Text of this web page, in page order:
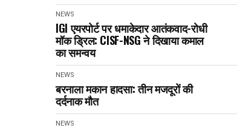
NEWS
IGI एयरपोर्ट पर धमाकेदार आतंकवाद-रोधी
मॉक ड्रिल: CISF-NSG ने दिखाया कमाल
का समन्वय
NEWS
बरनाला मकान हादसा: तीन मजदूरों की
दर्दनाक मौत
NEWS